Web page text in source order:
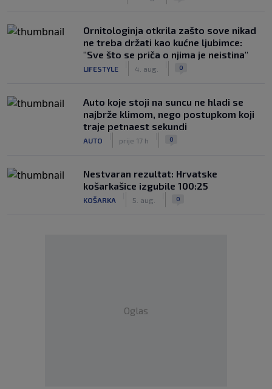
Ornitologinja otkrila zašto sove nikad
ne treba držati kao kućne ljubimce:
"Sve što se priča o njima je neistina"
LIFESTYLE 4. aug. 0
Auto koje stoji na suncu ne hladi se
najbrže klimom, nego postupkom koji
traje petnaest sekundi
AUTO prije 17 h 0
Nestvaran rezultat: Hrvatske
košarkašice izgubile 100:25
KOŠARKA 5. aug. 0
Oglas